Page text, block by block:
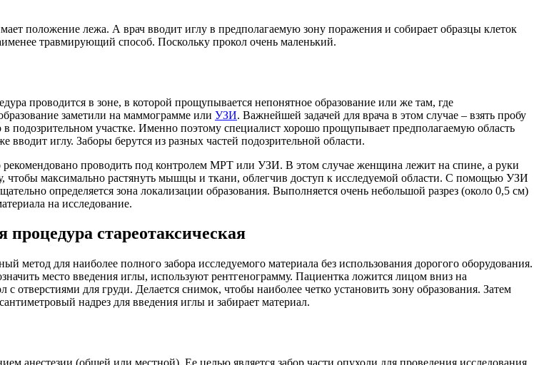
положение лежа. А врач вводит иглу в предполагаемую зону поражения и собирает образцы клеток
травмирующий способ. Поскольку прокол очень маленький.
проводится в зоне, в которой прощупывается непонятное образование или же там, где
заметили на маммограмме или УЗИ. Важнейшей задачей для врача в этом случае – взять пробу
в подозрительном участке. Именно поэтому специалист хорошо прощупывает предполагаемую область
вводит иглу. Заборы берутся из разных частей подозрительной области.
рекомендовано проводить под контролем МРТ или УЗИ. В этом случае женщина лежит на спине, а руки
чтобы максимально растянуть мышцы и ткани, облегчив доступ к исследуемой области. С помощью УЗИ
определяется зона локализации образования. Выполняется очень небольшой разрез (около 0,5 см)
на исследование.
процедура стареотаксическая
метод для наиболее полного забора исследуемого материала без использования дорогого оборудования.
место введения иглы, используют рентгенограмму. Пациентка ложится лицом вниз на
с отверстиями для груди. Делается снимок, чтобы наиболее четко установить зону образования. Затем
надрез для введения иглы и забирает материал.